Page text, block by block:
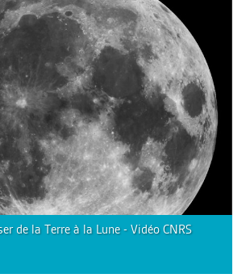
de la Terre à la Lune - Vidéo CNRS